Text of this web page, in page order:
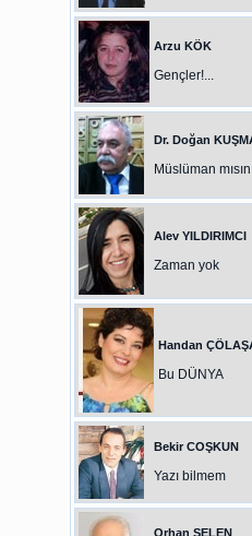
Arzu KÖK
Gençler!...
Dr. Doğan
Müslüman
Alev YILDIRIMCI
Zaman yok
Handan
Bu DÜNYA
Bekir COŞKUN
Yazı bilmem
Orhan SELEN